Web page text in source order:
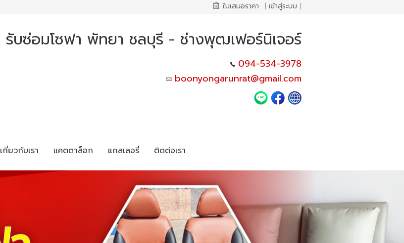
ใบเสนอราคา | เข้าสู่ระบบ |
รับซ่อมโซฟา พัทยา ชลบุรี - ช่างพุฒเฟอร์นิเจอร์
094-534-3978
boonyongarunrat@gmail.com
เกี่ยวกับเรา แคตตาล็อก แกลเลอรี่ ติดต่อเรา